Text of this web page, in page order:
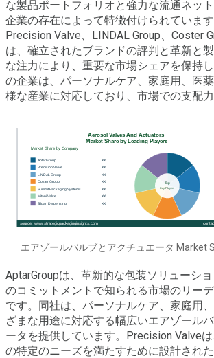
な製品ポートフォリオと強力な流通ネッ
企業の存在によって特徴付けられています
Precision Valve、LINDAL Group、Coster
は、確立されたブランドの評判と革新と
な注力により、重要な市場シェアを保持
の企業は、パーソナルケア、家庭用、医
様な産業に対応しており、市場での支配力
エアゾールバルブとアクチュエータ Market
AptarGroupは、革新的な包装ソリューシ
のコミットメントで知られる市場のリー
です。同社は、パーソナルケア、家庭用
ざまな用途に対応する幅広いエアゾール
ータを提供しています。Precision Valve
の特定のニーズを満たすために設計され